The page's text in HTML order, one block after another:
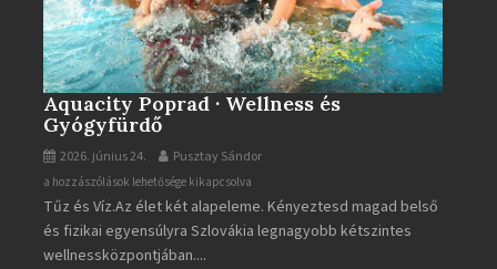
Aquacity Poprad · Wellness és
Gyógyfürdő
2026. június 24. Pusztay Sándor
Aquacity
Poprad
·
Wellness
a hozzászólások lehetősége kikapcsolva
Tűz és Víz.Az élet két alapeleme. Kényeztesd magad belső
és fizikai egyensúlyra Szlovákia legnagyobb kétszintes
wellnessközpontjában....